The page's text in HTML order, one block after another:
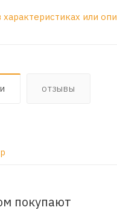
или
ОТЗЫВЫ
покупают